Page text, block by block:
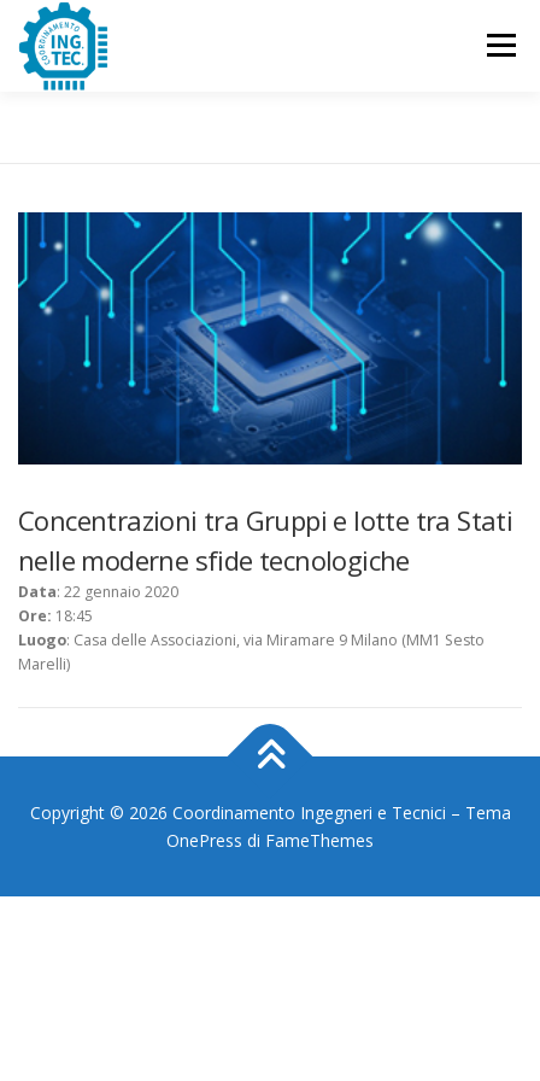
Passa
contenuto
Menu
CONTATTACI
Concentrazioni tra Gruppi e lotte tra Stati
nelle moderne sfide tecnologiche
Data: 22 gennaio 2020
Ore: 18:45
Luogo: Casa delle Associazioni, via Miramare 9 Milano (MM1 Sesto
Marelli)
Copyright © 2026 Coordinamento Ingegneri e Tecnici – Tema
OnePress di FameThemes